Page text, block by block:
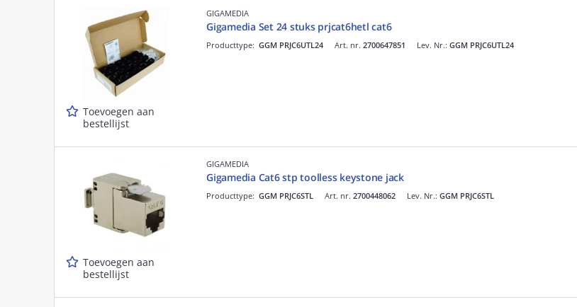
Toevoegen aan
bestellijst
GIGAMEDIA
Gigamedia Set 24 stuks prjcat6hetl cat6
Art. nr. 2700647851
Producttype: GGM PRJC6UTL24 Lev. Nr.: GGM PRJC6UTL24
Toevoegen aan
bestellijst
GIGAMEDIA
Gigamedia Cat6 stp toolless keystone jack
Art. nr. 2700448062
Producttype: GGM PRJC6STL Lev. Nr.: GGM PRJC6STL